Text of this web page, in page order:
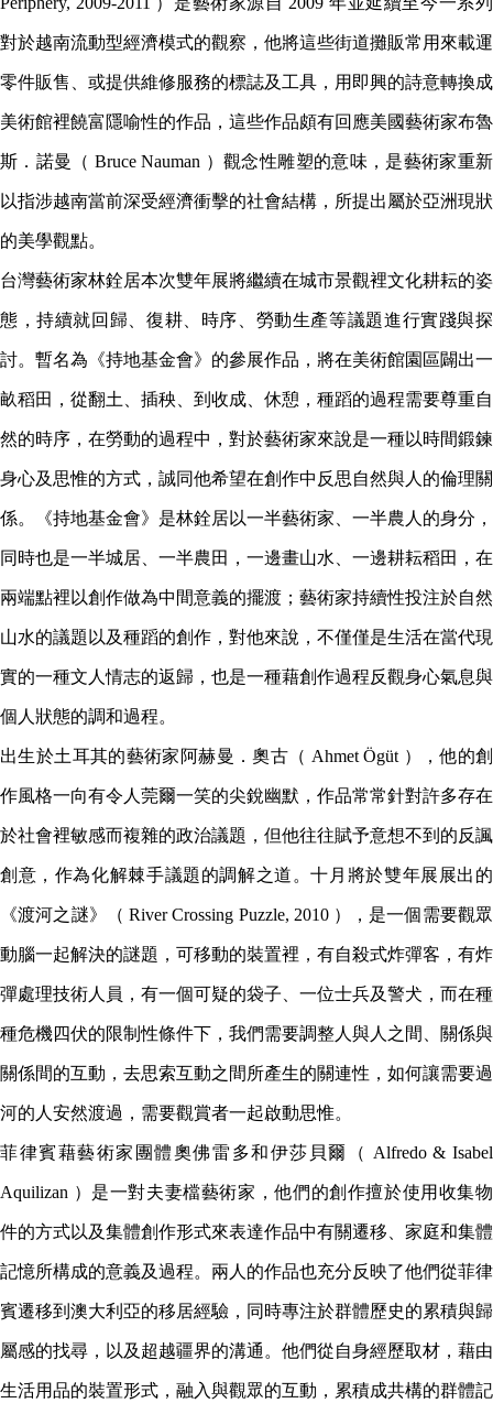
對於越南流動型經濟模式的觀察，他將這些街道攤販常用來載運
零件販售、或提供維修服務的標誌及工具，用即興的詩意轉換成
美術館裡饒富隱喻性的作品，這些作品頗有回應美國藝術家布魯
斯．諾曼（ Bruce Nauman ）觀念性雕塑的意味，是藝術家重新
以指涉越南當前深受經濟衝擊的社會結構，所提出屬於亞洲現狀
的美學觀點。
台灣藝術家林銓居本次雙年展將繼續在城市景觀裡文化耕耘的姿
態，持續就回歸、復耕、時序、勞動生產等議題進行實踐與探
討。暫名為《持地基金會》的參展作品，將在美術館園區闢出一
畝稻田，從翻土、插秧、到收成、休憩，種蹈的過程需要尊重自
然的時序，在勞動的過程中，對於藝術家來說是一種以時間鍛鍊
身心及思惟的方式，誠同他希望在創作中反思自然與人的倫理關
係。《持地基金會》是林銓居以一半藝術家、一半農人的身分，
同時也是一半城居、一半農田，一邊畫山水、一邊耕耘稻田，在
兩端點裡以創作做為中間意義的擺渡；藝術家持續性投注於自然
山水的議題以及種蹈的創作，對他來說，不僅僅是生活在當代現
實的一種文人情志的返歸，也是一種藉創作過程反觀身心氣息與
個人狀態的調和過程。
出生於土耳其的藝術家阿赫曼．奧古（ Ahmet Ögüt ），他的創
作風格一向有令人莞爾一笑的尖銳幽默，作品常常針對許多存在
於社會裡敏感而複雜的政治議題，但他往往賦予意想不到的反諷
創意，作為化解棘手議題的調解之道。十月將於雙年展展出的
《渡河之謎》（ River Crossing Puzzle, 2010 ），是一個需要觀眾
動腦一起解決的謎題，可移動的裝置裡，有自殺式炸彈客，有炸
彈處理技術人員，有一個可疑的袋子、一位士兵及警犬，而在種
種危機四伏的限制性條件下，我們需要調整人與人之間、關係與
關係間的互動，去思索互動之間所產生的關連性，如何讓需要過
河的人安然渡過，需要觀賞者一起啟動思惟。
菲律賓藉藝術家團體奧佛雷多和伊莎貝爾（ Alfredo & Isabel
Aquilizan ）是一對夫妻檔藝術家，他們的創作擅於使用收集物
件的方式以及集體創作形式來表達作品中有關遷移、家庭和集體
記憶所構成的意義及過程。兩人的作品也充分反映了他們從菲律
賓遷移到澳大利亞的移居經驗，同時專注於群體歷史的累積與歸
屬感的找尋，以及超越疆界的溝通。他們從自身經歷取材，藉由
生活用品的裝置形式，融入與觀眾的互動，累積成共構的群體記